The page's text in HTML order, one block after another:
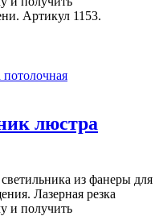
Артикул 1153.
люстра
из фанеры для
Лазерная резка
и получить